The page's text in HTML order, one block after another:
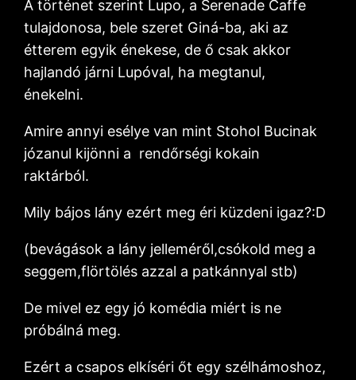
A történet szerint Lupo, a Serenade Caffe
tulajdonosa, bele szeret Giná-ba, aki az
étterem egyik énekese, de ő csak akkor
hajlandó járni Lupóval, ha megtanul,
énekelni.
Amire annyi esélye van mint Stohol Bucinak
józanul kijönni a rendőrségi kokain
raktárból.
Mily bájos lány ezért meg éri küzdeni igaz?:D
(bevágások a lány jelleméről,csókold meg a
seggem,flörtölés azzal a patkánnyal stb)
De mivel ez egy jó komédia miért is ne
próbálná meg.
Ezért a csapos elkíséri őt egy szélhámoshoz,